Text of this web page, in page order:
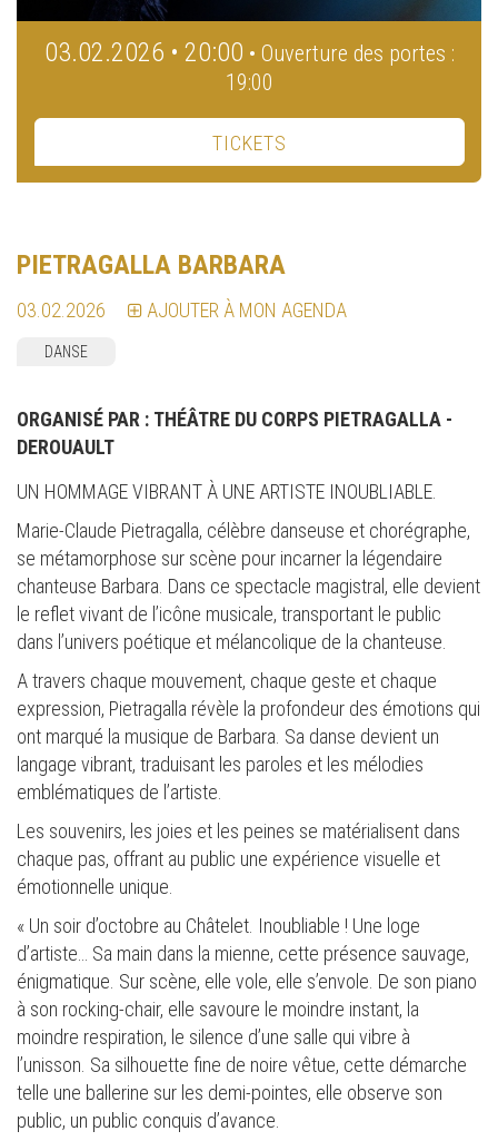
03.02.2026 • 20:00 • Ouverture des portes :
19:00
TICKETS
PIETRAGALLA BARBARA
03.02.2026 AJOUTER À MON AGENDA
DANSE
ORGANISÉ PAR : THÉÂTRE DU CORPS PIETRAGALLA -
DEROUAULT
UN HOMMAGE VIBRANT À UNE ARTISTE INOUBLIABLE.
Marie-Claude Pietragalla, célèbre danseuse et chorégraphe,
se métamorphose sur scène pour incarner la légendaire
chanteuse Barbara. Dans ce spectacle magistral, elle devient
le reflet vivant de l’icône musicale, transportant le public
dans l’univers poétique et mélancolique de la chanteuse.
A travers chaque mouvement, chaque geste et chaque
expression, Pietragalla révèle la profondeur des émotions qui
ont marqué la musique de Barbara. Sa danse devient un
langage vibrant, traduisant les paroles et les mélodies
emblématiques de l’artiste.
Les souvenirs, les joies et les peines se matérialisent dans
chaque pas, offrant au public une expérience visuelle et
émotionnelle unique.
« Un soir d’octobre au Châtelet. Inoubliable ! Une loge
d’artiste… Sa main dans la mienne, cette présence sauvage,
énigmatique. Sur scène, elle vole, elle s’envole. De son piano
à son rocking-chair, elle savoure le moindre instant, la
moindre respiration, le silence d’une salle qui vibre à
l’unisson. Sa silhouette fine de noire vêtue, cette démarche
telle une ballerine sur les demi-pointes, elle observe son
public, un public conquis d’avance.